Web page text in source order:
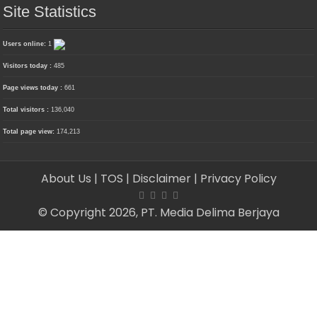
Site Statistics
Users online:1
Visitors today :485
Page views today :661
Total visitors :136,040
Total page view:174,213
About Us | TOS | Disclaimer | Privacy Policy
© Copyright 2026, PT. Media Delima Berjaya